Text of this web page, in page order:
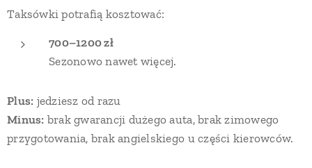
Taksówki potrafią kosztować:
700–1200 zł
Sezonowo nawet więcej.
Plus: jedziesz od razu
Minus: brak gwarancji dużego auta, brak zimowego
przygotowania, brak angielskiego u części kierowców.